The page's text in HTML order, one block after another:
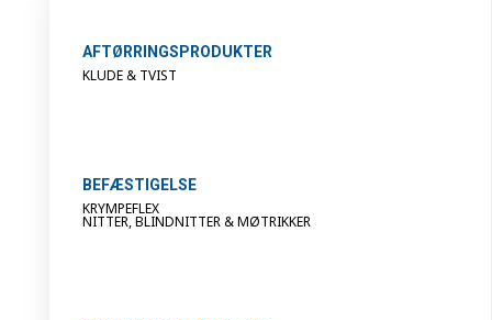
AFTØRRINGSPRODUKTER
KLUDE & TVIST
BEFÆSTIGELSE
KRYMPEFLEX
NITTER, BLINDNITTER & MØTRIKKER